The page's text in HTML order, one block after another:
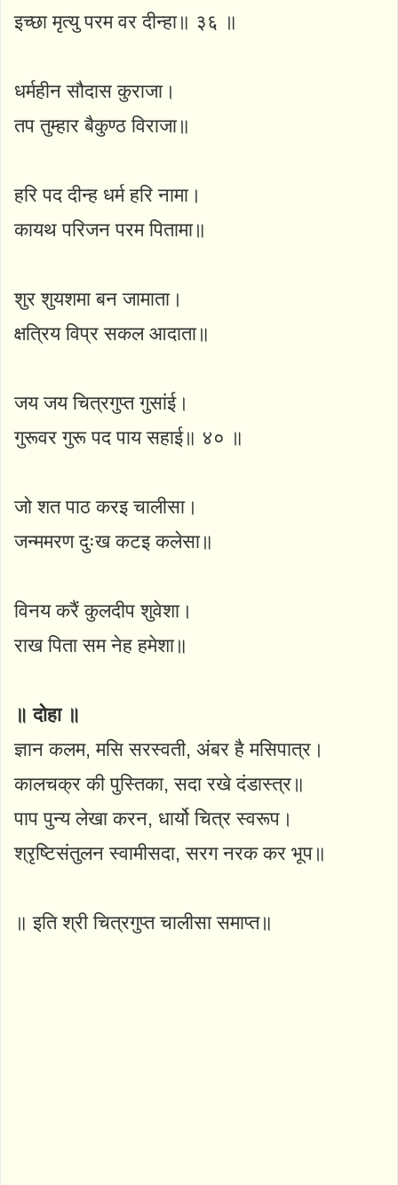
इच्छा मृत्यु परम वर दीन्हा॥ ३६ ॥
धर्महीन सौदास कुराजा।
तप तुम्हार बैकुण्ठ विराजा॥
हरि पद दीन्ह धर्म हरि नामा।
कायथ परिजन परम पितामा॥
शुर शुयशमा बन जामाता।
क्षत्रिय विप्र सकल आदाता॥
जय जय चित्रगुप्त गुसांई।
गुरूवर गुरू पद पाय सहाई॥ ४० ॥
जो शत पाठ करइ चालीसा।
जन्ममरण दुःख कटइ कलेसा॥
विनय करैं कुलदीप शुवेशा।
राख पिता सम नेह हमेशा॥
॥ दोहा ॥
ज्ञान कलम, मसि सरस्वती, अंबर है मसिपात्र।
कालचक्र की पुस्तिका, सदा रखे दंडास्त्र॥
पाप पुन्य लेखा करन, धार्यो चित्र स्वरूप।
श्रृष्टिसंतुलन स्वामीसदा, सरग नरक कर भूप॥
॥ इति श्री चित्रगुप्त चालीसा समाप्त॥